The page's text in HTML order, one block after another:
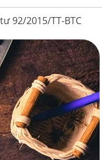
92/2015/TT-BTC